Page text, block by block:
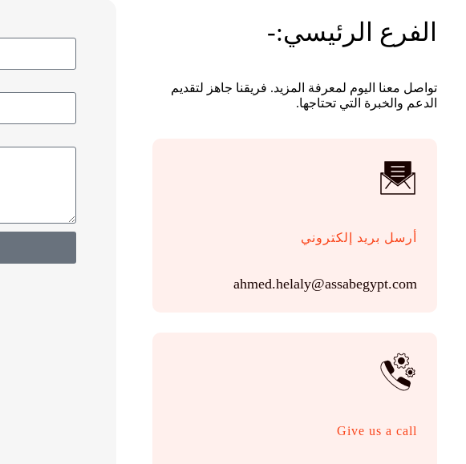
الفرع الرئيسي:-
تواصل معنا اليوم لمعرفة المزيد. فريقنا جاهز لتقديم
الدعم والخبرة التي تحتاجها.
أرسل بريد إلكتروني
ahmed.helaly@assabegypt.com
Give us a call